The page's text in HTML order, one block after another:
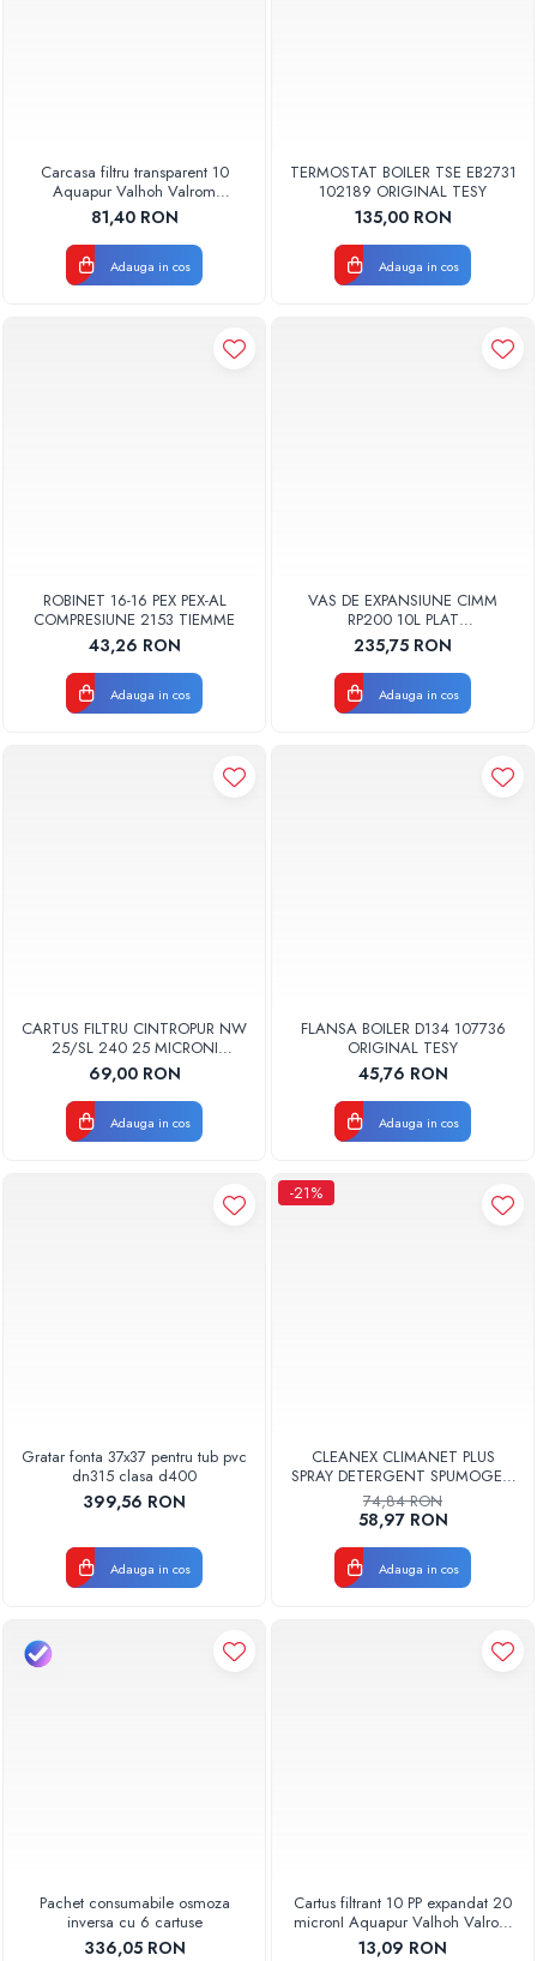
Carcasa filtru transparent 10
Aquapur Valhoh Valrom
AQUA00110001032
81,40 RON
Adauga in cos
TERMOSTAT BOILER TSE EB2731
102189 ORIGINAL TESY
135,00 RON
Adauga in cos
ROBINET 16-16 PEX PEX-AL
COMPRESIUNE 2153 TIEMME
43,26 RON
Adauga in cos
VAS DE EXPANSIUNE CIMM
RP200 10L PLAT
DREPTUNGHIULAR CM9110
235,75 RON
Adauga in cos
CARTUS FILTRU CINTROPUR NW
25/SL 240 25 MICRONI
MANSOANE FILTRARE SET 5BUC
69,00 RON
Adauga in cos
FLANSA BOILER D134 107736
ORIGINAL TESY
45,76 RON
Adauga in cos
Gratar fonta 37x37 pentru tub pvc
dn315 clasa d400
399,56 RON
Adauga in cos
-21%
CLEANEX CLIMANET PLUS
SPRAY DETERGENT SPUMOGEN
PENTRU CURATAREA
APARATELOR DE AER
CONDITIONAT
CLINETPLUS0600
74,84 RON
58,97 RON
Adauga in cos
Pachet consumabile osmoza
inversa cu 6 cartuse
336,05 RON
Cartus filtrant 10 PP expandat 20
micronI Aquapur Valhoh Valrom
AQUA07000110020
13,09 RON